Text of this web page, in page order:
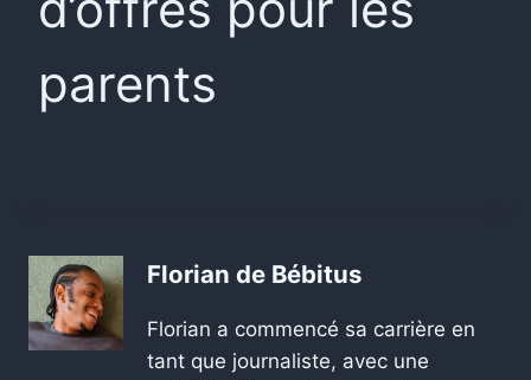
parents
Florian de Bébitus
Florian a commencé sa carrière en
tant que journaliste, avec une